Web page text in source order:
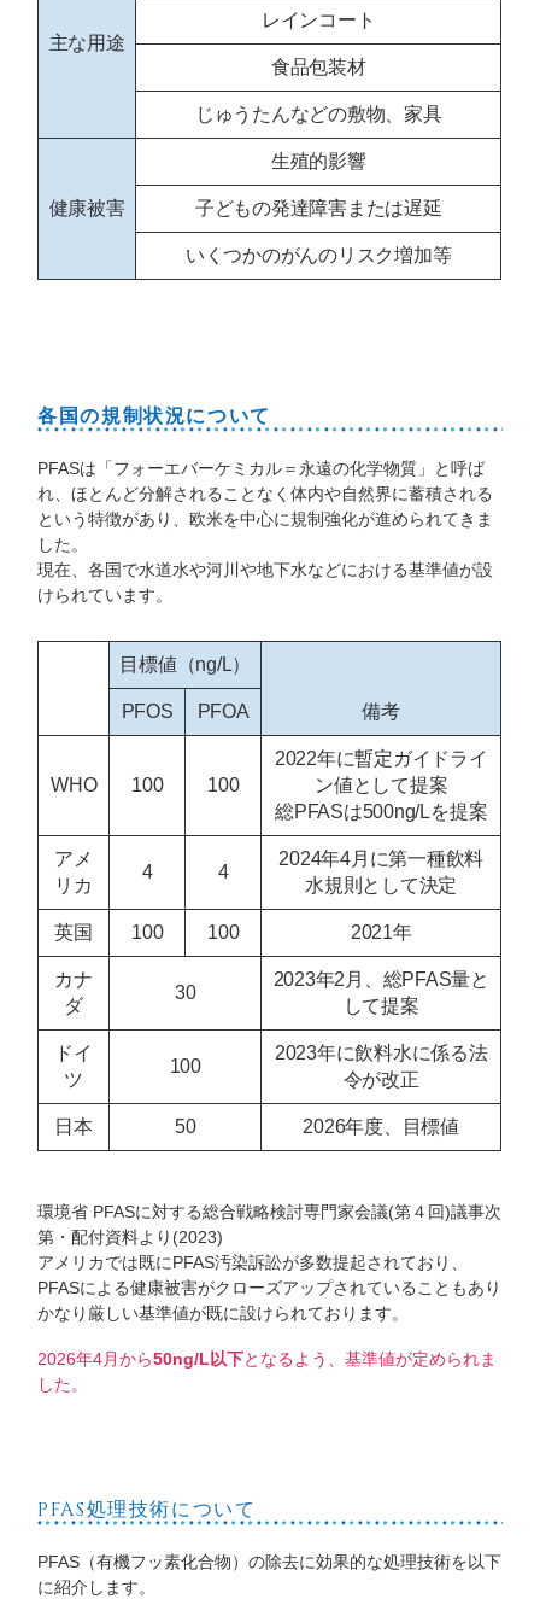
主な用途
レインコート
食品包装材
じゅうたんなどの敷物、家具
健康被害
生殖的影響
子どもの発達障害または遅延
いくつかのがんのリスク増加等
各国の規制状況について
PFASは「フォーエバーケミカル＝永遠の化学物質」と呼ば
れ、ほとんど分解されることなく体内や自然界に蓄積される
という特徴があり、欧米を中心に規制強化が進められてきま
した。
現在、各国で水道水や河川や地下水などにおける基準値が設
けられています。
目標値（ng/L）
備考
PFOS PFOA
WHO 100 100
2022年に暫定ガイドライ
ン値として提案
総PFASは500ng/Lを提案
アメ
リカ
4 4
2024年4月に第一種飲料
水規則として決定
英国 100 100 2021年
カナ
ダ
30
2023年2月、総PFAS量と
して提案
ドイ
ツ
100
2023年に飲料水に係る法
令が改正
日本 50 2026年度、目標値
環境省 PFASに対する総合戦略検討専門家会議(第４回)議事次
第・配付資料より(2023)
アメリカでは既にPFAS汚染訴訟が多数提起されており、
PFASによる健康被害がクローズアップされていることもあり
かなり厳しい基準値が既に設けられております。
2026年4月から50ng/L以下となるよう、基準値が定められま
した。
PFAS処理技術について
PFAS（有機フッ素化合物）の除去に効果的な処理技術を以下
に紹介します。